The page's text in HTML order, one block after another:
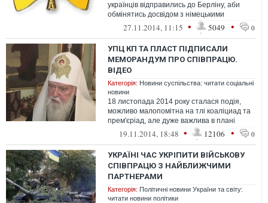
українців відправились до Берліну, аби
обмінятись досвідом з німецькими
колегами. В колективному блозі на "...
27.11.2014, 11:15 • 5049 • 0
УПЦ КП ТА ПЛАСТ ПІДПИСАЛИ
МЕМОРАНДУМ ПРО СПІВПРАЦЮ.
ВІДЕО
Категорія: Новини суспільства: читати соціальні
новини
18 листопада 2014 року сталася подія,
можливо малопомітна на тлі коаліциад та
прем'єріад, але дуже важлива в плані
консолідації суспільства - Українсь...
19.11.2014, 18:48 • 12106 • 0
УКРАЇНІ ЧАС УКРІПИТИ ВІЙСЬКОВУ
СПІВПРАЦЮ З НАЙБЛИЖЧИМИ
ПАРТНЕРАМИ
Категорія: Політичні новини України та світу:
читати новини політики